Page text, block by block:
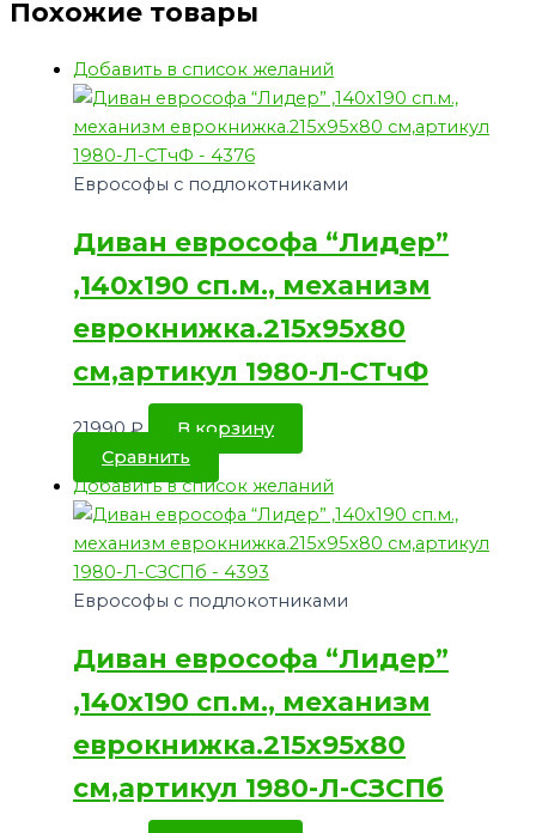
Похожие товары
Добавить в список желаний
Еврософы с подлокотниками
Диван еврософа “Лидер”
,140х190 сп.м., механизм
еврокнижка.215х95х80
см,артикул 1980-Л-СТчФ
21990₽
В корзину
Сравнить
Добавить в список желаний
Еврософы с подлокотниками
Диван еврософа “Лидер”
,140х190 сп.м., механизм
еврокнижка.215х95х80
см,артикул 1980-Л-СЗСПб